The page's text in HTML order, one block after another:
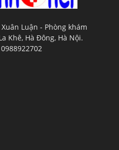
Luận - Phòng khám
Khê, Hà Đông, Hà Nội.